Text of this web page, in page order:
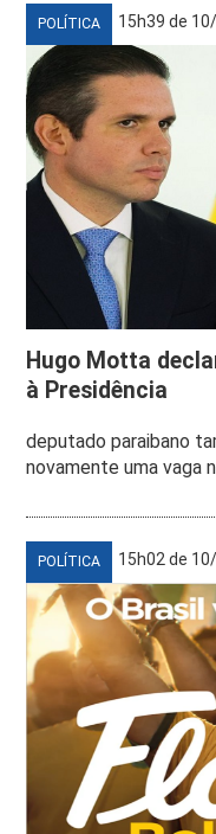
POLÍTICA 15h39 de
Hugo Motta
à Presidência
deputado paraibano
novamente uma vaga
POLÍTICA 15h02 de